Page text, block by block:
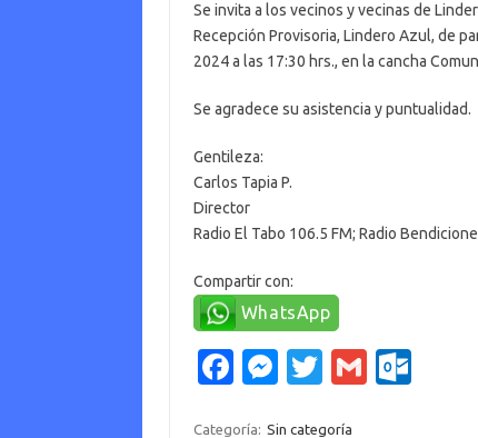
Se invita a los vecinos y vecinas de
Recepción Provisoria, Lindero Azul, de
2024 a las 17:30 hrs., en la cancha
Se agradece su asistencia y puntualidad.
Gentileza:
Carlos Tapia P.
Director
Radio El Tabo 106.5 FM; Radio
Compartir con:
WhatsApp
Fa M
T
G
Categoría: Sin categoría